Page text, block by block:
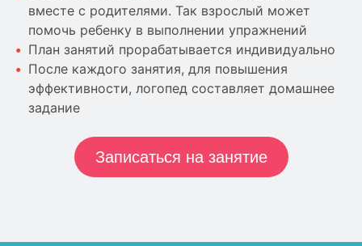
вместе с родителями. Так взрослый может
помочь ребенку в выполнении упражнений
План занятий прорабатывается индивидуально
После каждого занятия, для повышения
эффективности, логопед составляет домашнее
задание
Записаться на занятие